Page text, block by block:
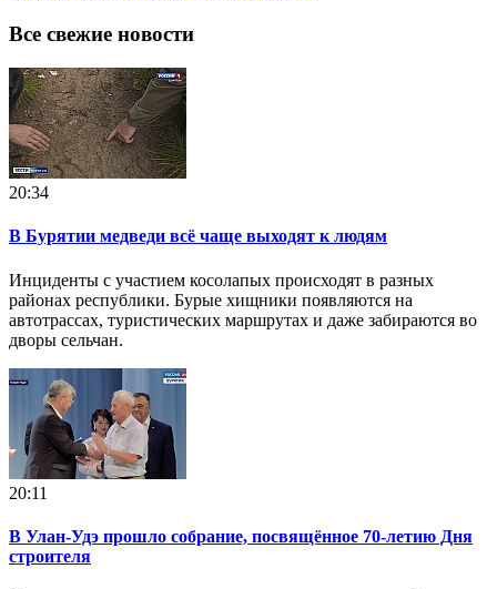
Все свежие новости
20:34
В Бурятии медведи всё чаще выходят к людям
Инциденты с участием косолапых происходят в разных
районах республики. Бурые хищники появляются на
автотрассах, туристических маршрутах и даже забираются во
дворы сельчан.
20:11
В Улан-Удэ прошло собрание, посвящённое 70-летию Дня
строителя